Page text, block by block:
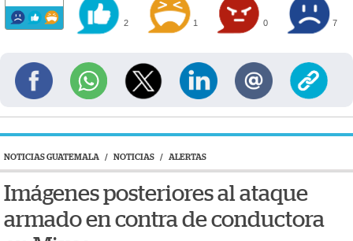
2 1 0 7
NOTICIAS GUATEMALA / NOTICIAS / ALERTAS
Imágenes posteriores al ataque
armado en contra de conductora